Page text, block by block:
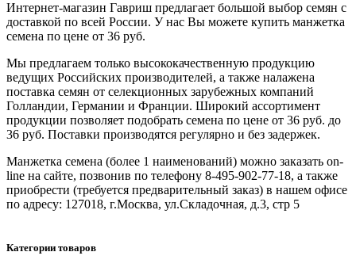
Интернет-магазин Гавриш предлагает большой выбор семян с
доставкой по всей России. У нас Вы можете купить манжетка
семена по цене от 36 руб.
Мы предлагаем только высококачественную продукцию
ведущих Российских производителей, а также налажена
поставка семян от селекционных зарубежных компаний
Голландии, Германии и Франции. Широкий ассортимент
продукции позволяет подобрать семена по цене от 36 руб. до
36 руб. Поставки производятся регулярно и без задержек.
Манжетка семена (более 1 наименований) можно заказать on-
line на сайте, позвонив по телефону 8-495-902-77-18, а также
приобрести (требуется предварительный заказ) в нашем офисе
по адресу: 127018, г.Москва, ул.Складочная, д.3, стр 5
Категории товаров